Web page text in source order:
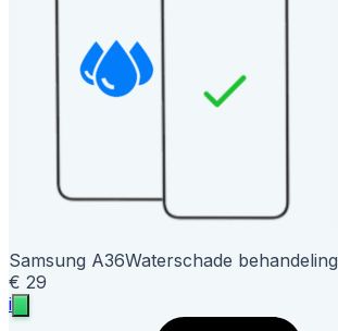
Samsung A36Waterschade behandeling
€ 29
i